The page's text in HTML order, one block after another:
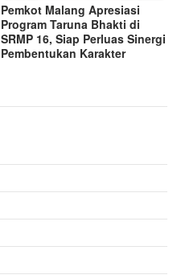
Pemkot Malang Apresiasi
Program Taruna Bhakti di
SRMP 16, Siap Perluas Sinergi
Pembentukan Karakter